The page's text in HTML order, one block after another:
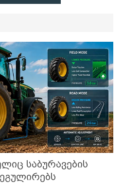
საბურავების